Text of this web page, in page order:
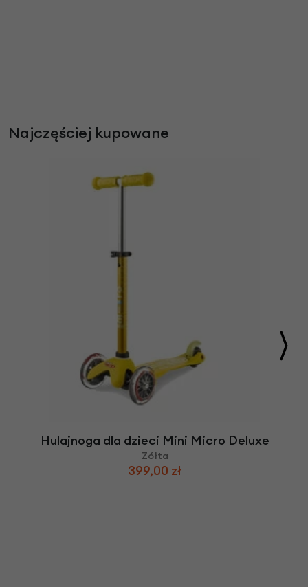
Najczęściej kupowane
Hulajnoga dla dzieci Mini Micro Deluxe
Zółta
399,00 zł